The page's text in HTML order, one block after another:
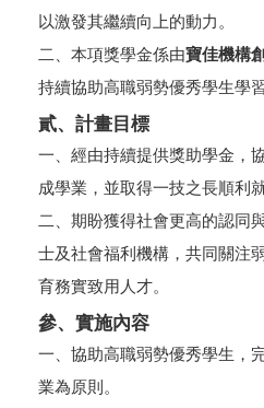
以激發其繼續向上的動力。
二、本項獎學金係由寶佳機構
持續協助高職弱勢優秀學生學
貳、計畫目標
一、經由持續提供獎助學金，
成學業，並取得一技之長順利就
二、期盼獲得社會更高的認同
士及社會福利機構，共同關注
育務實致用人才。
參、實施內容
一、協助高職弱勢優秀學生，
業為原則。